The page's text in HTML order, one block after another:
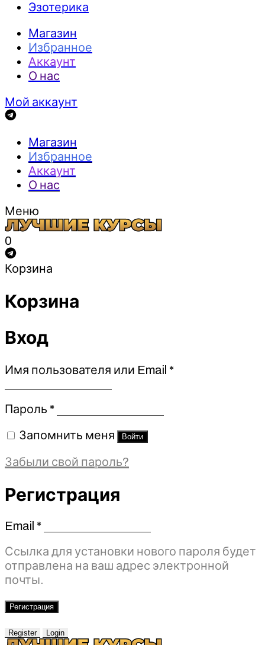
Эзотерика
Магазин
Избранное
Аккаунт
О нас
Мой аккаунт
Магазин
Избранное
Аккаунт
О нас
Меню
0
Корзина
Корзина
Вход
Имя пользователя или Email *Обязательно
Пароль *Обязательно
Запомнить меня Войти
Забыли свой пароль?
Регистрация
Email *Обязательно
Ссылка для установки нового пароля будет
отправлена ​​на ваш адрес электронной
почты.
Регистрация
Register Login